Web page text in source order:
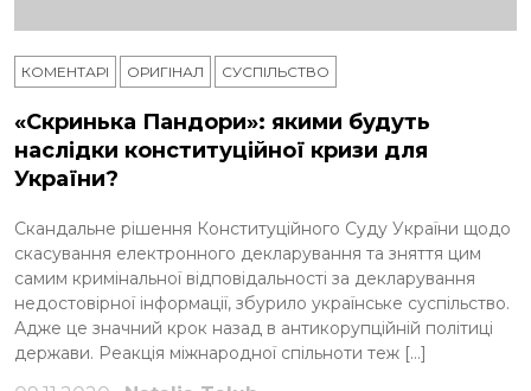
КОМЕНТАРІ ОРИГІНАЛ СУСПІЛЬСТВО
«Скринька Пандори»: якими будуть
наслідки конституційної кризи для
України?
Скандальне рішення Конституційного Суду України щодо
скасування електронного декларування та зняття цим
самим кримінальної відповідальності за декларування
недостовірної інформації, збурило українське суспільство.
Адже це значний крок назад в антикорупційній політиці
держави. Реакція міжнародної спільноти теж […]